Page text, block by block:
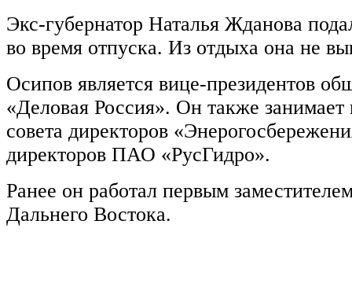
Экс-губернатор Наталья Жданова
во время отпуска. Из отдыха она не
Осипов является вице-президентов
«Деловая Россия». Он также занимает
совета директоров
директоров ПАО «РусГидро».
Ранее он работал первым
Дальнего Востока.